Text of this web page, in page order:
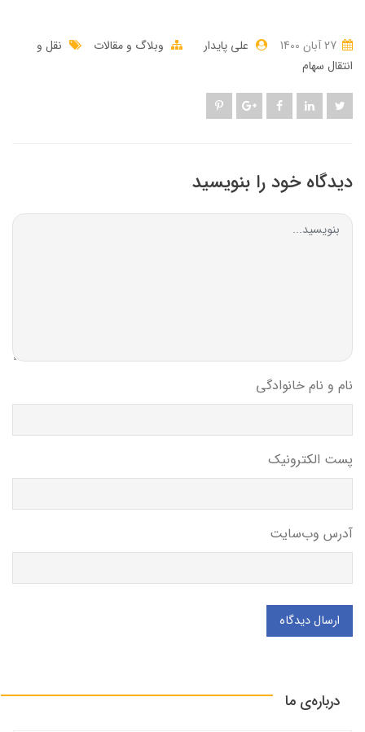
علی پایدار وبلاگ و مقالات
نقل و
انتقال سهام
دیدگاه خود را بنویسید
نام و نام خانوادگی
پست الکترونیک
آدرس وب‌سایت
ارسال دیدگاه
درباره‌ی ما